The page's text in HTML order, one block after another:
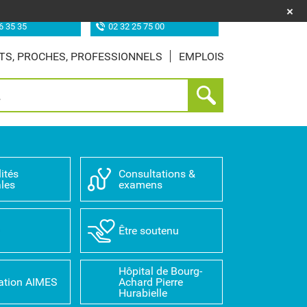
35 35
02 32 25 75 00
PROCHES, PROFESSIONNELS EMPLOIS
Consultations &
examens
Être soutenu
AIMES
Hôpital de Bourg-
Achard Pierre
Hurabielle